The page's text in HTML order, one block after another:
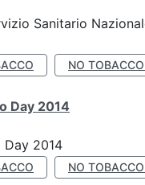
Sanitario
NO
Day 2014
2014
NO